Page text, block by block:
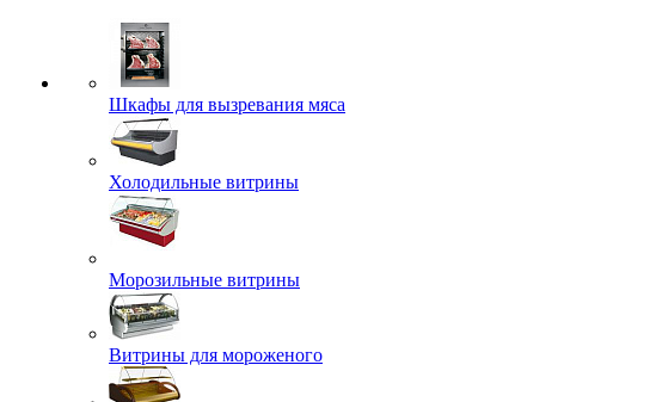
Шкафы для вызревания мяса
Холодильные витрины
Морозильные витрины
Витрины для мороженого